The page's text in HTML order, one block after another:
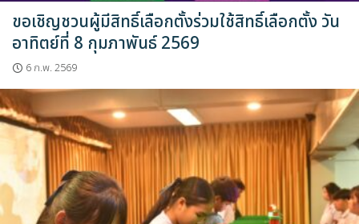
ขอเชิญชวนผู้มีสิทธิ์เลือกตั้งร่วมใช้สิทธิ์เลือกตั้ง วัน
อาทิตย์ที่ 8 กุมภาพันธ์ 2569
6 ก.พ. 2569